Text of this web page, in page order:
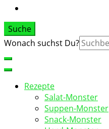
Suche
Suche
Wonach suchst Du?
Rezepte
Salat-Monster
Suppen-Monster
Snack-Monster